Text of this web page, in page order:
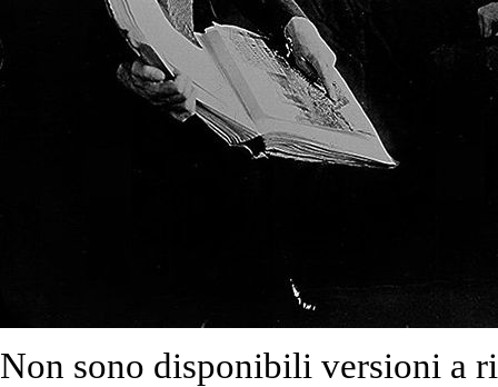
Non sono disponibili versioni a